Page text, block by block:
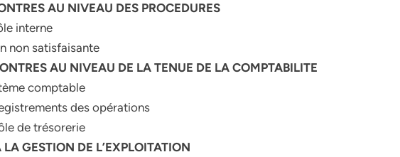
AU NIVEAU DES PROCEDURES
interne
non satisfaisante
AU NIVEAU DE LA TENUE DE LA COMPTABILITE
comptable
des opérations
de trésorerie
GESTION DE L’EXPLOITATION